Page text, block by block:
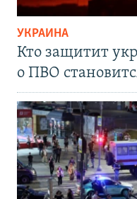
УКРАИНА
Кто защитит
о ПВО